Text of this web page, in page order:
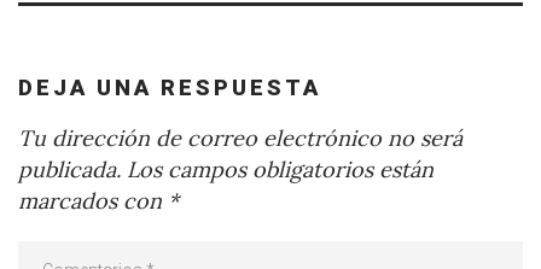
DEJA UNA RESPUESTA
Tu dirección de correo electrónico no será
publicada. Los campos obligatorios están
marcados con *